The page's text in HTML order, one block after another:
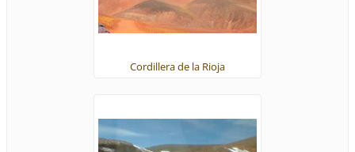
Cordillera de la Rioja